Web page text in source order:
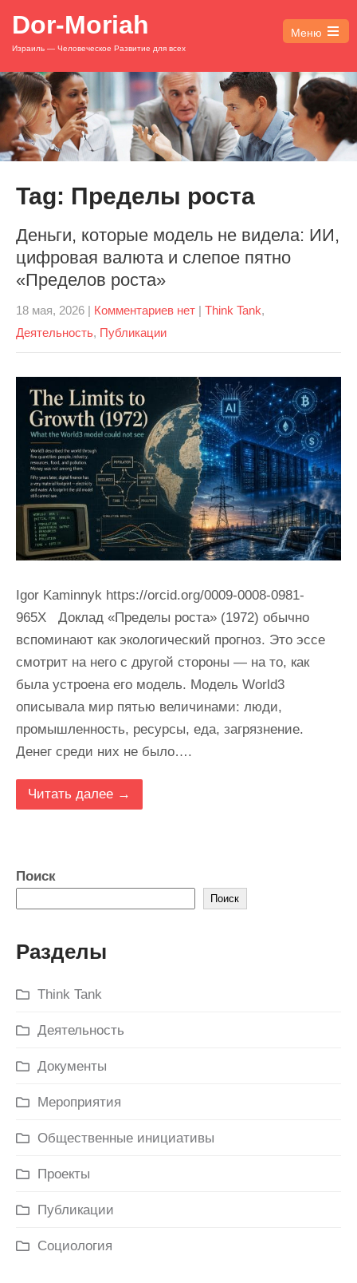
Dor-Moriah
Израиль — Человеческое Развитие для всех
Меню
Open
main
menu
Tag: Пределы роста
Деньги, которые модель не видела: ИИ,
цифровая валюта и слепое пятно
«Пределов роста»
18 мая, 2026 | Комментариев нет | Think Tank,
Деятельность, Публикации
Igor Kaminnyk https://orcid.org/0009-0008-0981-
965X Доклад «Пределы роста» (1972) обычно
вспоминают как экологический прогноз. Это эссе
смотрит на него с другой стороны — на то, как
была устроена его модель. Модель World3
описывала мир пятью величинами: люди,
промышленность, ресурсы, еда, загрязнение.
Денег среди них не было….
Читать далее →
Поиск
Поиск
Разделы
Think Tank
Деятельность
Документы
Мероприятия
Общественные инициативы
Проекты
Публикации
Социология